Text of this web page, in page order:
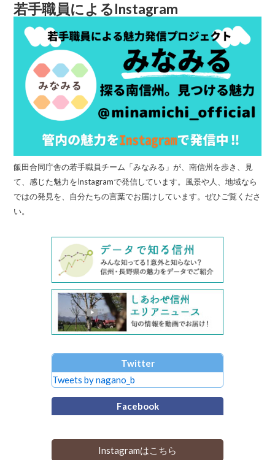
若手職員によるInstagram
飯田合同庁舎の若手職員チーム「みなみる」が、南信州を歩き、見
て、感じた魅力をInstagramで発信しています。風景や人、地域なら
ではの発見を、自分たちの言葉でお届けしています。ぜひご覧くださ
い。
Twitter
Tweets by nagano_b
Facebook
Instagramはこちら